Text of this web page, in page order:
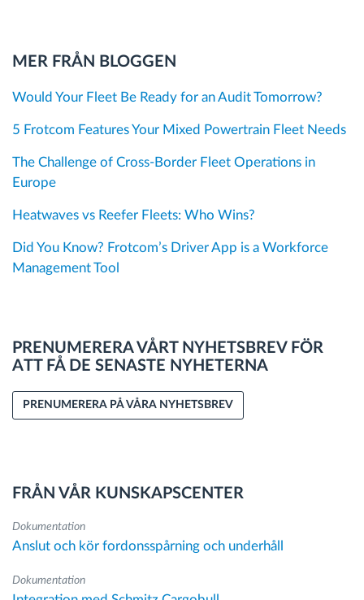
MER FRÅN BLOGGEN
Would Your Fleet Be Ready for an Audit Tomorrow?
5 Frotcom Features Your Mixed Powertrain Fleet Needs
The Challenge of Cross-Border Fleet Operations in
Europe
Heatwaves vs Reefer Fleets: Who Wins?
Did You Know? Frotcom’s Driver App is a Workforce
Management Tool
PRENUMERERA VÅRT NYHETSBREV FÖR
ATT FÅ DE SENASTE NYHETERNA
PRENUMERERA PÅ VÅRA NYHETSBREV
FRÅN VÅR KUNSKAPSCENTER
Dokumentation
Anslut och kör fordonsspårning och underhåll
Dokumentation